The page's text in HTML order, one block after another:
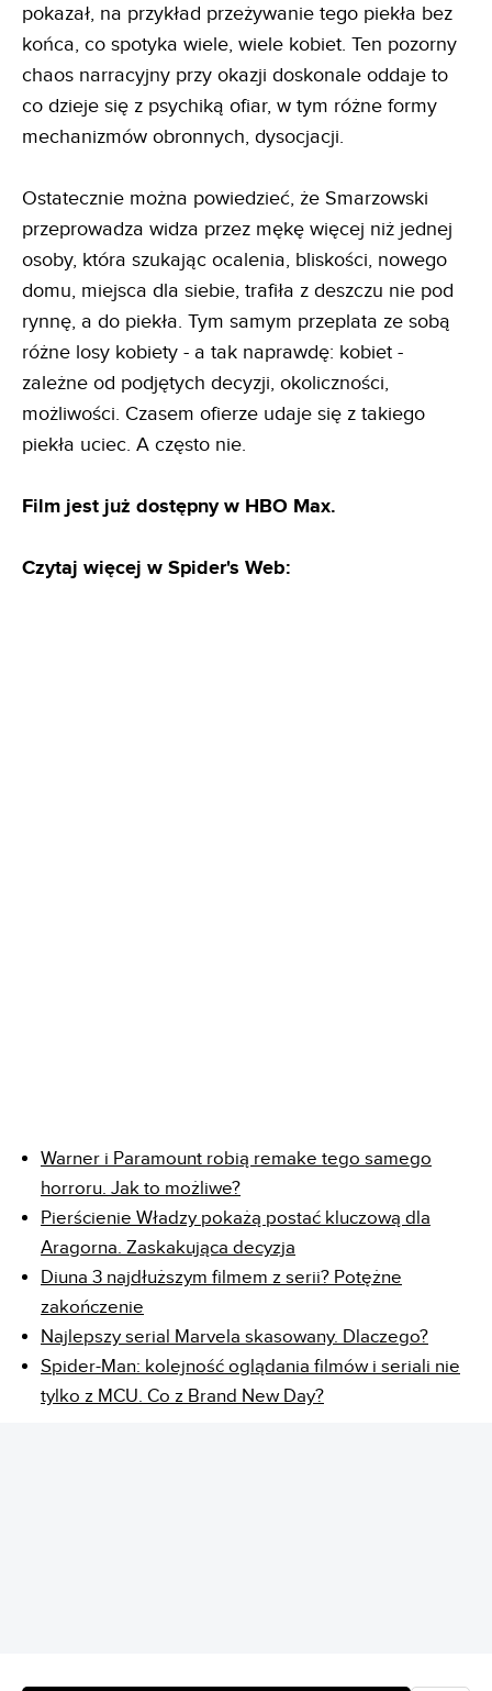
pokazał, na przykład przeżywanie tego piekła bez
końca, co spotyka wiele, wiele kobiet. Ten pozorny
chaos narracyjny przy okazji doskonale oddaje to
co dzieje się z psychiką ofiar, w tym różne formy
mechanizmów obronnych, dysocjacji.
Ostatecznie można powiedzieć, że Smarzowski
przeprowadza widza przez mękę więcej niż jednej
osoby, która szukając ocalenia, bliskości, nowego
domu, miejsca dla siebie, trafiła z deszczu nie pod
rynnę, a do piekła. Tym samym przeplata ze sobą
różne losy kobiety - a tak naprawdę: kobiet -
zależne od podjętych decyzji, okoliczności,
możliwości. Czasem ofierze udaje się z takiego
piekła uciec. A często nie.
Film jest już dostępny w HBO Max.
Czytaj więcej w Spider's Web:
Warner i Paramount robią remake tego samego
horroru. Jak to możliwe?
Pierścienie Władzy pokażą postać kluczową dla
Aragorna. Zaskakująca decyzja
Diuna 3 najdłuższym filmem z serii? Potężne
zakończenie
Najlepszy serial Marvela skasowany. Dlaczego?
Spider-Man: kolejność oglądania filmów i seriali nie
tylko z MCU. Co z Brand New Day?